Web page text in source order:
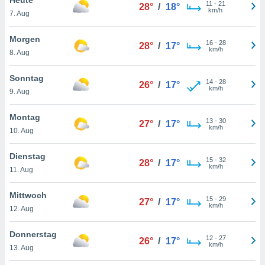
oder
Partner
es uns
das
der
Profil zu
Ihnen
finden
. Sie
jederzeit
Rand
7. Aug
28° / 18° 11 - 21
km/h
Morgen
8. Aug
28° / 17° 16- 28
km/h
Sonntag
9. Aug
26° / 17° 14- 28
km/h
Montag
10. Aug
27° / 17° 13- 30
km/h
Dienstag
11. Aug
28° / 17° 15- 32
km/h
Mittwoch
12. Aug
27° / 17° 15- 29
km/h
Donnerstag
13. Aug
26° / 17° 12- 27
km/h